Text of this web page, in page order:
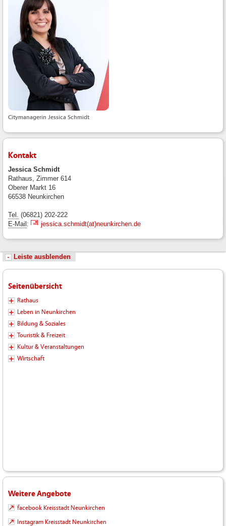
Citymanagerin Jessica Schmidt
Kontakt
Jessica Schmidt
Rathaus, Zimmer 614
Oberer Markt 16
66538 Neunkirchen
Tel.
(06821) 202-222
E-Mail : jessica.schmidt(at)neunkirchen.de
Leiste ausblenden
Seitenübersicht
Rathaus
Leben in Neunkirchen
Bildung & Soziales
Touristik & Freizeit
Kultur & Veranstaltungen
Wirtschaft
Weitere Angebote
facebook Kreisstadt Neunkirchen
Instagram Kreisstadt Neunkirchen